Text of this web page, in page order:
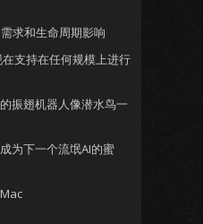
求和生命周期影响
支持在任何规模上进行
振翅机器人像潜水鸟一
为下一个流氓AI的蜜